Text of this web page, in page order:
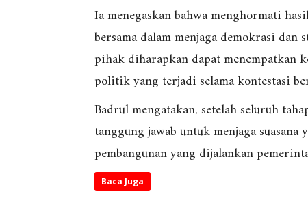
Ia menegaskan bahwa menghormati
bersama dalam menjaga demokrasi
pihak diharapkan dapat menempatkan
politik yang terjadi selama kontestasi
Badrul mengatakan, setelah seluruh
tanggung jawab untuk menjaga
pembangunan yang dijalankan
Baca Juga